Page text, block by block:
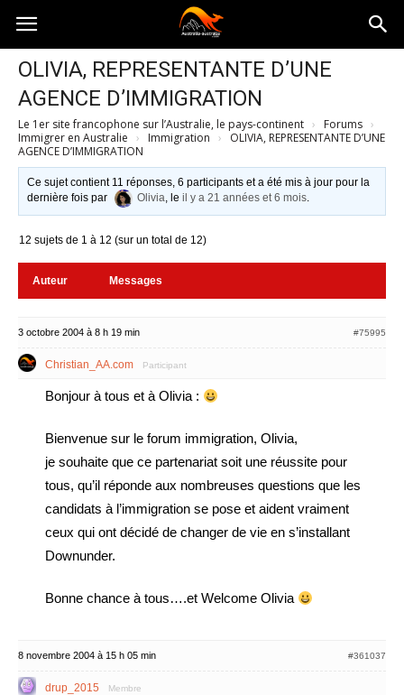
Australia-
australie.com
OLIVIA, REPRESENTANTE D’UNE
AGENCE D’IMMIGRATION
Le 1er site francophone sur l’Australie, le pays-continent › Forums ›
Immigrer en Australie › Immigration ›
OLIVIA, REPRESENTANTE D’UNE
AGENCE D’IMMIGRATION
Ce sujet contient 11 réponses, 6 participants et a été mis à jour pour la
dernière fois par
Olivia, leil y a 21 années et 6 mois.
12 sujets de 1 à 12 (sur un total de 12)
Auteur Messages
3 octobre 2004 à 8 h 19 min #75995
Christian_AA.com Participant
Bonjour à tous et à Olivia :
Bienvenue sur le forum immigration, Olivia,
je souhaite que ce partenariat soit une réussite pour
tous, qu’il réponde aux nombreuses questions que les
candidats à l’immigration se pose et aident vraiment
ceux qui ont décidé de changer de vie en s’installant
Downunder.
Bonne chance à tous….et Welcome Olivia
8 novembre 2004 à 15 h 05 min #361037
drup_2015 Membre